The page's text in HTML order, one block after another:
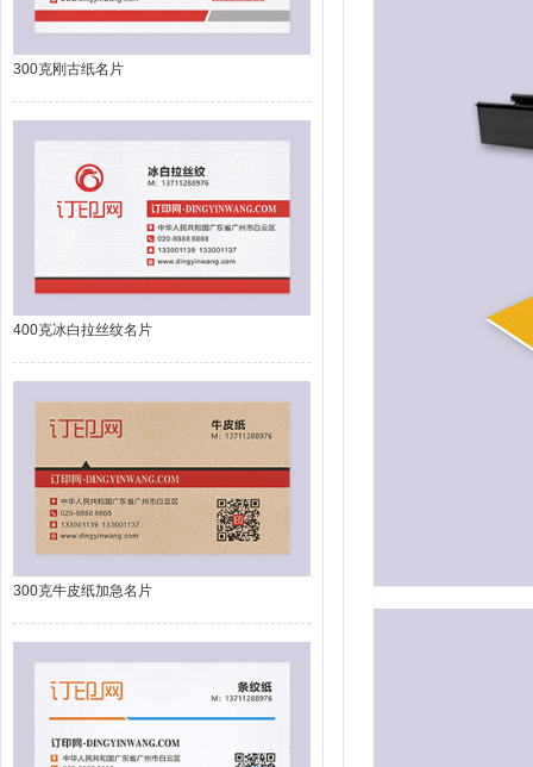
300克刚古纸名片
400克冰白拉丝纹名片
300克牛皮纸加急名片